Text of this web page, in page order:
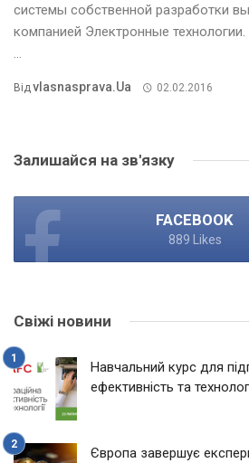
системы собственной разработки
компанией Электронные
...
ВідVlasnasprava.ua 02.02.2016
Залишайся на зв'язку
FACEBOOK
889 Likes
Свіжі новини
Навчальний курс для
ефективність та
Європа завершує